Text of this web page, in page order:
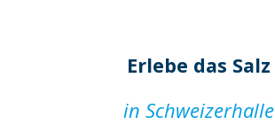
Erlebe das Salz
in Schweizerhalle